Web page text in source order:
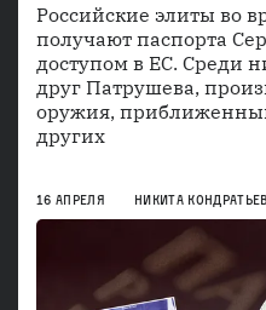
Российские элиты во
получают паспорта
доступом в ЕС. Среди
друг Патрушева,
оружия,
других
16 АПРЕЛЯ НИКИТА КОНДРАТЬЕВ